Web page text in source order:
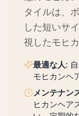
タイルは、
した短いサ
視したモヒ
最適な人:
モヒカンヘ
メンテナン
ヒカンヘア